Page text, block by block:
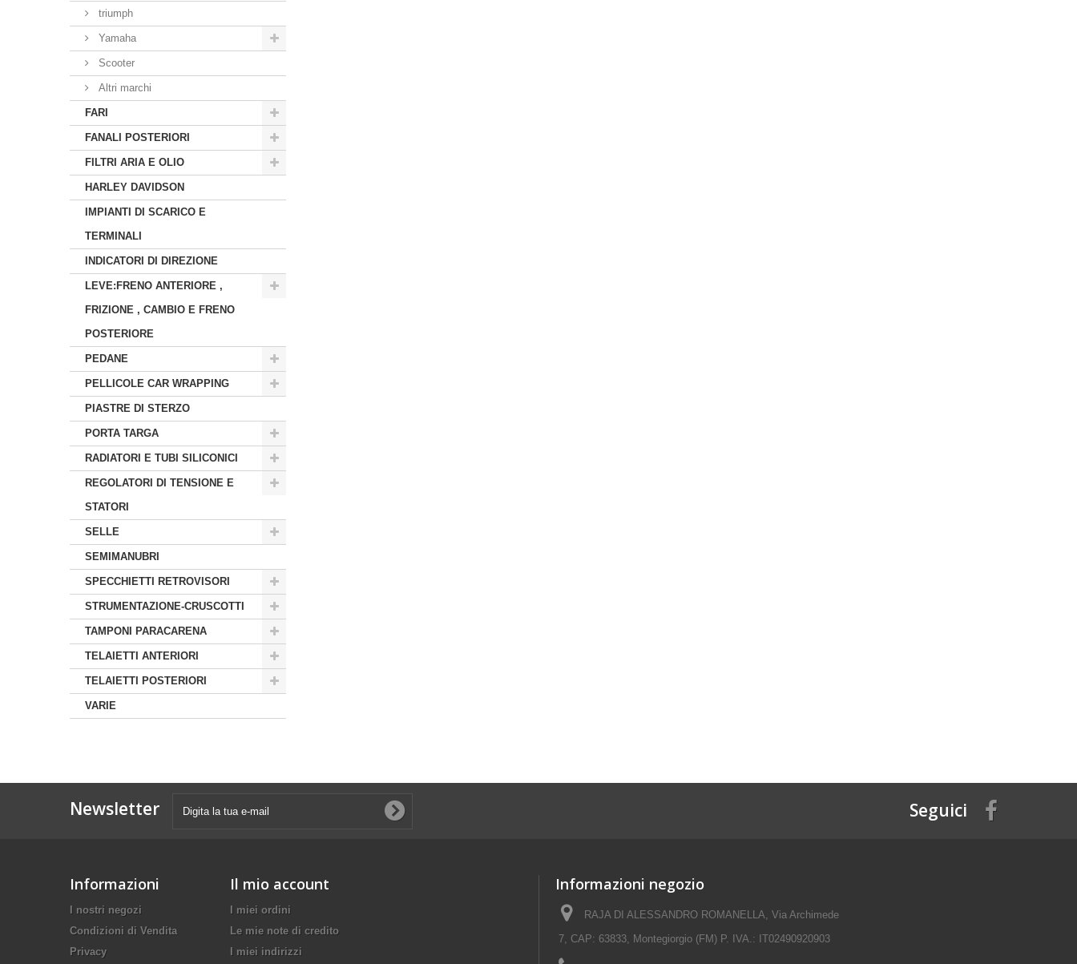
triumph
Yamaha
Scooter
Altri marchi
FARI
FANALI POSTERIORI
FILTRI ARIA E OLIO
HARLEY DAVIDSON
IMPIANTI DI SCARICO E
TERMINALI
INDICATORI DI DIREZIONE
LEVE:FRENO ANTERIORE ,
FRIZIONE , CAMBIO E FRENO
POSTERIORE
PEDANE
PELLICOLE CAR WRAPPING
PIASTRE DI STERZO
PORTA TARGA
RADIATORI E TUBI SILICONICI
REGOLATORI DI TENSIONE E
STATORI
SELLE
SEMIMANUBRI
SPECCHIETTI RETROVISORI
STRUMENTAZIONE-CRUSCOTTI
TAMPONI PARACARENA
TELAIETTI ANTERIORI
TELAIETTI POSTERIORI
VARIE
Newsletter Seguici
Informazioni
I nostri negozi
Condizioni di Vendita
Privacy
Il mio account
I miei ordini
Le mie note di credito
I miei indirizzi
Informazioni negozio
RAJA DI ALESSANDRO ROMANELLA, Via Archimede
7, CAP: 63833, Montegiorgio (FM) P. IVA.: IT02490920903